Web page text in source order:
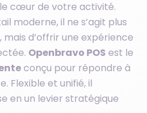
cœur de votre activité.
moderne, il ne s’agit plus
mais d’offrir une expérience
Openbravo POS est le
conçu pour répondre à
Flexible et unifié, il
en un levier stratégique